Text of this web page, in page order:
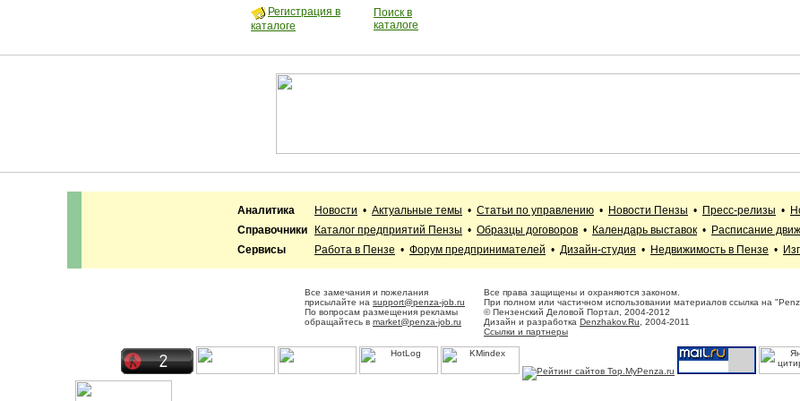
Регистрация в
каталоге
Поиск в
каталоге
Аналитика Новости • Актуальные темы • Статьи по управлению • Новости Пензы • Пресс-релизы •
Справочники
Каталог предприятий Пензы • Образцы договоров • Календарь выставок • Расписание
Сервисы
Работа в Пензе • Форум предпринимателей • Дизайн-студия • Недвижимость в Пензе •
Все замечания и пожелания
присылайте на support@penza-job.ru
По вопросам размещения рекламы
обращайтесь в market@penza-job.ru
Все права защищены и охраняются законом.
При полном или частичном использовании материалов ссылка на
© Пензенский Деловой Портал, 2004-2012
Дизайн и разработка Denzhakov.Ru , 2004-2011
Ссылки и партнеры